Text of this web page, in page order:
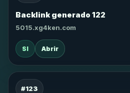
Backlink generado 122
5015.xg4ken.com
SI Abrir
#123